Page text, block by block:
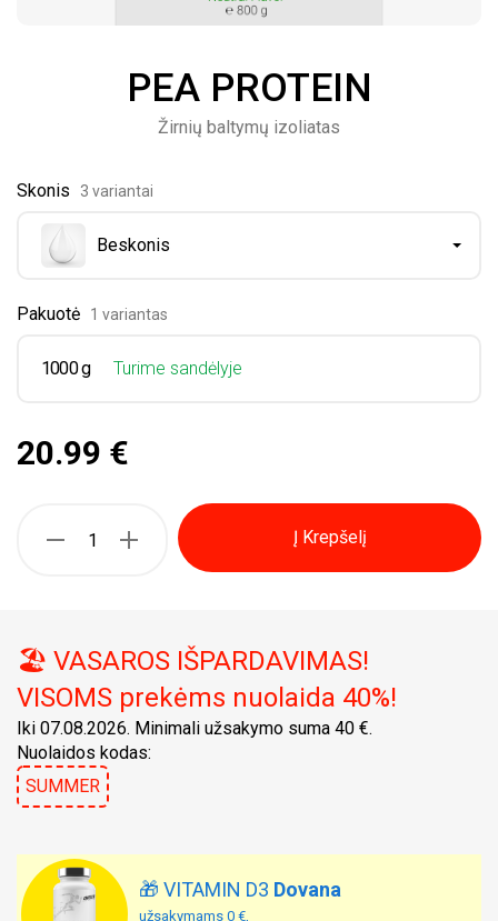
PEA PROTEIN
Žirnių baltymų izoliatas
Skonis 3 variantai
Beskonis
Pakuotė 1 variantas
1000 g Turime sandėlyje
20.99 €
Į Krepšelį
🏖️ VASAROS IŠPARDAVIMAS!
VISOMS prekėms nuolaida 40%!
Iki 07.08.2026. Minimali užsakymo suma 40 €.
Nuolaidos kodas:
SUMMER
🎁 VITAMIN D3 Dovana
užsakymams 0 €,